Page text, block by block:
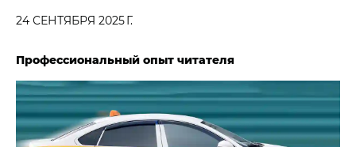
24 СЕНТЯБРЯ 2025 Г.
Профессиональный опыт читателя